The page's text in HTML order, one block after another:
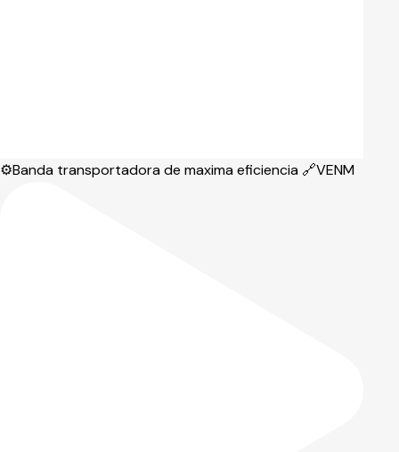
⚙️Banda transportadora de maxima eficiencia 🔗VENM